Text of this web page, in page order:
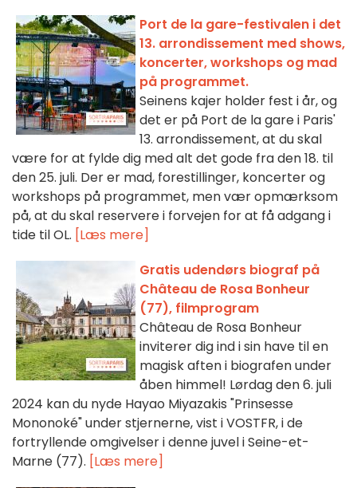
Port de la gare-festivalen i det
13. arrondissement med shows,
koncerter, workshops og mad
på programmet.
Seinens kajer holder fest i år, og
det er på Port de la gare i Paris'
13. arrondissement, at du skal
være for at fylde dig med alt det gode fra den 18. til
den 25. juli. Der er mad, forestillinger, koncerter og
workshops på programmet, men vær opmærksom
på, at du skal reservere i forvejen for at få adgang i
tide til OL. [Læs mere]
Gratis udendørs biograf på
Château de Rosa Bonheur
(77), filmprogram
Château de Rosa Bonheur
inviterer dig ind i sin have til en
magisk aften i biografen under
åben himmel! Lørdag den 6. juli
2024 kan du nyde Hayao Miyazakis "Prinsesse
Mononoké" under stjernerne, vist i VOSTFR, i de
fortryllende omgivelser i denne juvel i Seine-et-
Marne (77). [Læs mere]